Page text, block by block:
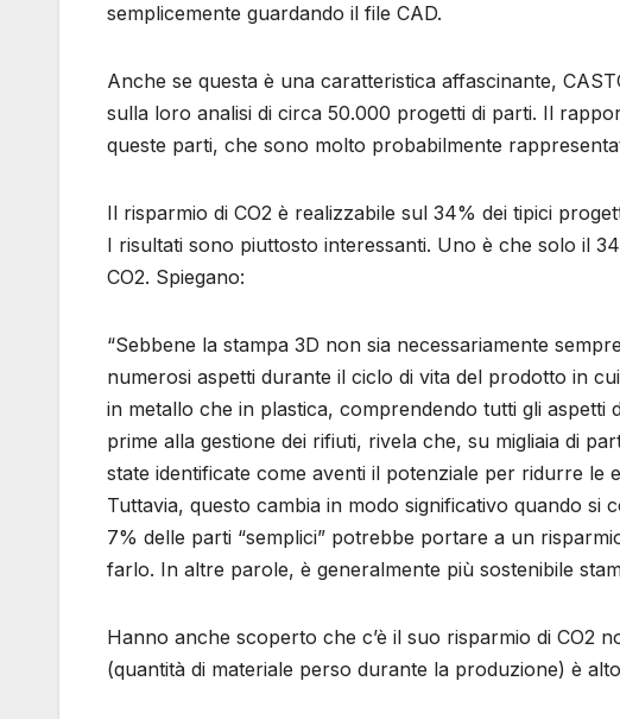
semplicemente guardando il file CAD.
Anche se questa è una caratteristica affascinante,
sulla loro analisi di circa 50.000 progetti di parti. Il
queste parti, che sono molto probabilmente
Il risparmio di CO2 è realizzabile sul 34% dei tipici
I risultati sono piuttosto interessanti. Uno è che solo il
CO2. Spiegano:
“Sebbene la stampa 3D non sia necessariamente
numerosi aspetti durante il ciclo di vita del prodotto in
in metallo che in plastica, comprendendo tutti gli aspetti
prime alla gestione dei rifiuti, rivela che, su migliaia di
state identificate come aventi il potenziale per ridurre le
Tuttavia, questo cambia in modo significativo quando
7% delle parti “semplici” potrebbe portare a un
farlo. In altre parole, è generalmente più sostenibile
Hanno anche scoperto che c’è il suo risparmio di CO2
(quantità di materiale perso durante la produzione) è